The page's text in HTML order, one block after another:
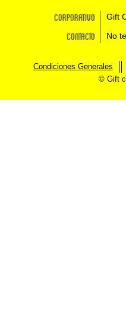
Corporativo Gift
Contacto No
Condiciones Generales
© Gift